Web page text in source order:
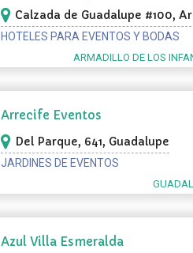
Calzada de Guadalupe #100,
de los Infantes
HOTELES PARA EVENTOS Y BODAS
ARMADILLO DE LOS
Arrecife Eventos
Del Parque, 641, Guadalupe
JARDINES DE EVENTOS
Azul Villa Esmeralda